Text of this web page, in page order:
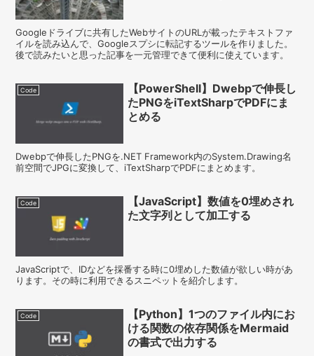
Googleドライブに共有したWebサイトのURLが載ったテキストファ
イルを読み込んで、Googleスプシに転記するツールを作りました。
後で読みたいと思った記事を一元管理できて便利に使えています。
Code
【PowerShell】Dwebpで伸長し
たPNGをiTextSharpでPDFにま
とめる
Dwebpで伸長したPNGを.NET Framework内のSystem.Drawing名
前空間でJPGに変換して、iTextSharpでPDFにまとめます。
Code
【JavaScript】数値を0埋めされ
た文字列として加工する
JavaScriptで、IDなどを採番する時に0埋めした数値が欲しい時があ
ります。その時に利用できるスニペットを紹介します。
Code
【Python】1つのファイル内にお
ける関数の依存関係をMermaid
の書式で出力する